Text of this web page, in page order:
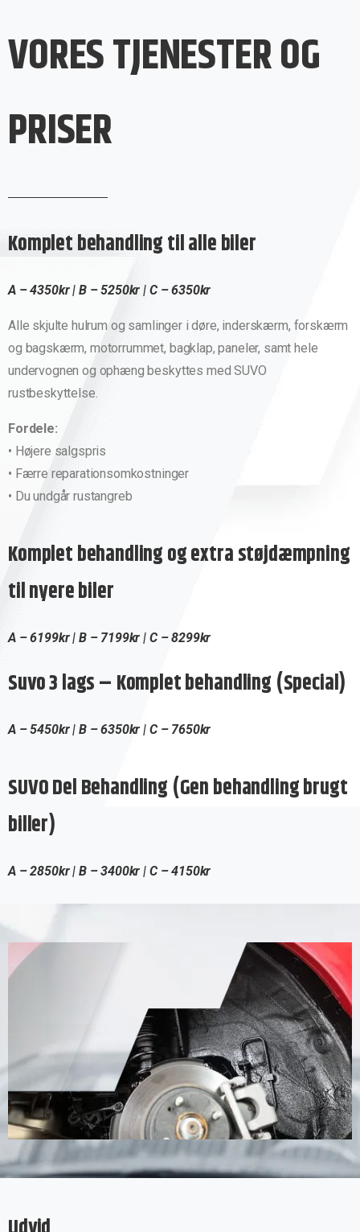
VORES TJENESTER OG
PRISER
Komplet behandling til alle biler
A – 4350kr | B – 5250kr | C – 6350kr
Alle skjulte hulrum og samlinger i døre, inderskærm, forskærm
og bagskærm, motorrummet, bagklap, paneler, samt hele
undervognen og ophæng beskyttes med SUVO
rustbeskyttelse.
Fordele:
• Højere salgspris
• Færre reparationsomkostninger
• Du undgår rustangreb
Komplet behandling og extra støjdæmpning
til nyere biler
A – 6199kr | B – 7199kr | C – 8299kr
Suvo 3 lags – Komplet behandling (Special)
A – 5450kr | B – 6350kr | C – 7650kr
SUVO Del Behandling (Gen behandling brugt
biller)
A – 2850kr | B – 3400kr | C – 4150kr